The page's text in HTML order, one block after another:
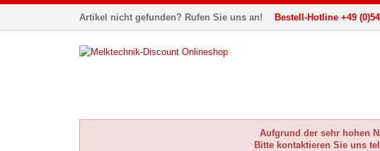
Artikel nicht gefunden? Rufen Sie uns an! Bestell-Hotline +49
Aufgrund der sehr hohen
Bitte kontaktieren Sie uns